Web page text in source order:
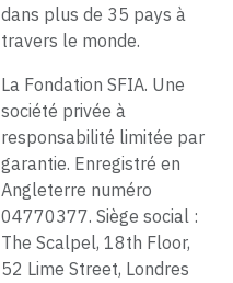
dans plus de 35 pays à
travers le monde.
La Fondation SFIA. Une
société privée à
responsabilité limitée par
garantie. Enregistré en
Angleterre numéro
04770377. Siège social :
The Scalpel, 18th Floor,
52 Lime Street, Londres